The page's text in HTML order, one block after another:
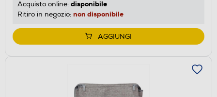
Acquisto online: disponibile
Ritiro in negozio: non disponibile
AGGIUNGI